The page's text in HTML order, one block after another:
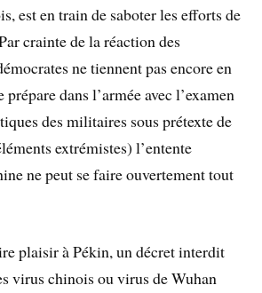
est en train de saboter les efforts de
crainte de la réaction des
ne tiennent pas encore en
dans l’armée avec l’examen
des militaires sous prétexte de
extrémistes) l’entente
ne peut se faire ouvertement tout
plaisir à Pékin, un décret interdit
virus chinois ou virus de Wuhan